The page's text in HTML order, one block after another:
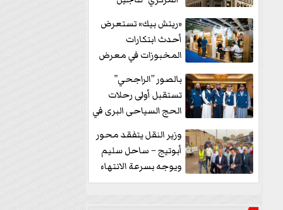
«ريتش بيك» تستعرض
أحدث ابتكارات
المخبوزات في معرض
منتجات...
بالصور ”الراجحي”
تستقبل أولى رحلات
الحج السياحى البرى في
وزير النقل يتفقد محور
أبوتيج – ساحل سليم
ويوجه بسرعة الانتهاء
من...